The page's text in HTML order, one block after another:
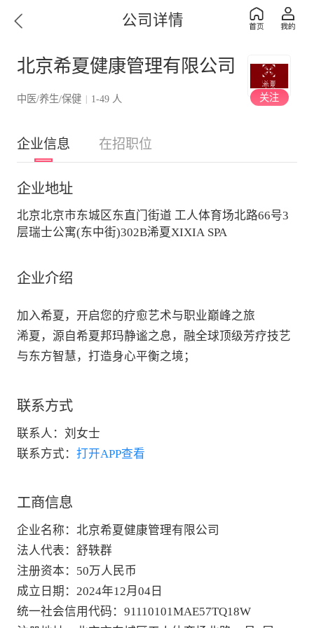
公司详情
北京希夏健康管理有限公司
中医/养生/保健 | 1-49 人 关注
企业信息 在招职位
企业地址
北京北京市东城区东直门街道 工人体育场北路66号3
层瑞士公寓(东中街)302B浠夏XIXIA SPA
企业介绍
加入希夏，开启您的疗愈艺术与职业巅峰之旅
浠夏，源自希夏邦玛静谧之息，融全球顶级芳疗技艺
与东方智慧，打造身心平衡之境；
联系方式
联系人： 刘女士
联系方式： 打开APP查看
工商信息
企业名称 ： 北京希夏健康管理有限公司
法人代表 ： 舒轶群
注册资本 ： 50万人民币
成立日期 ： 2024年12月04日
统一社会信用代码 ： 91110101MAE57TQ18W